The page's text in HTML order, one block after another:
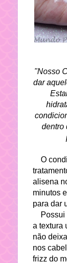
"Nosso
dar
dentro
O
alisena
minutos
para dar
Possui
a textura
não
nos
frizz do